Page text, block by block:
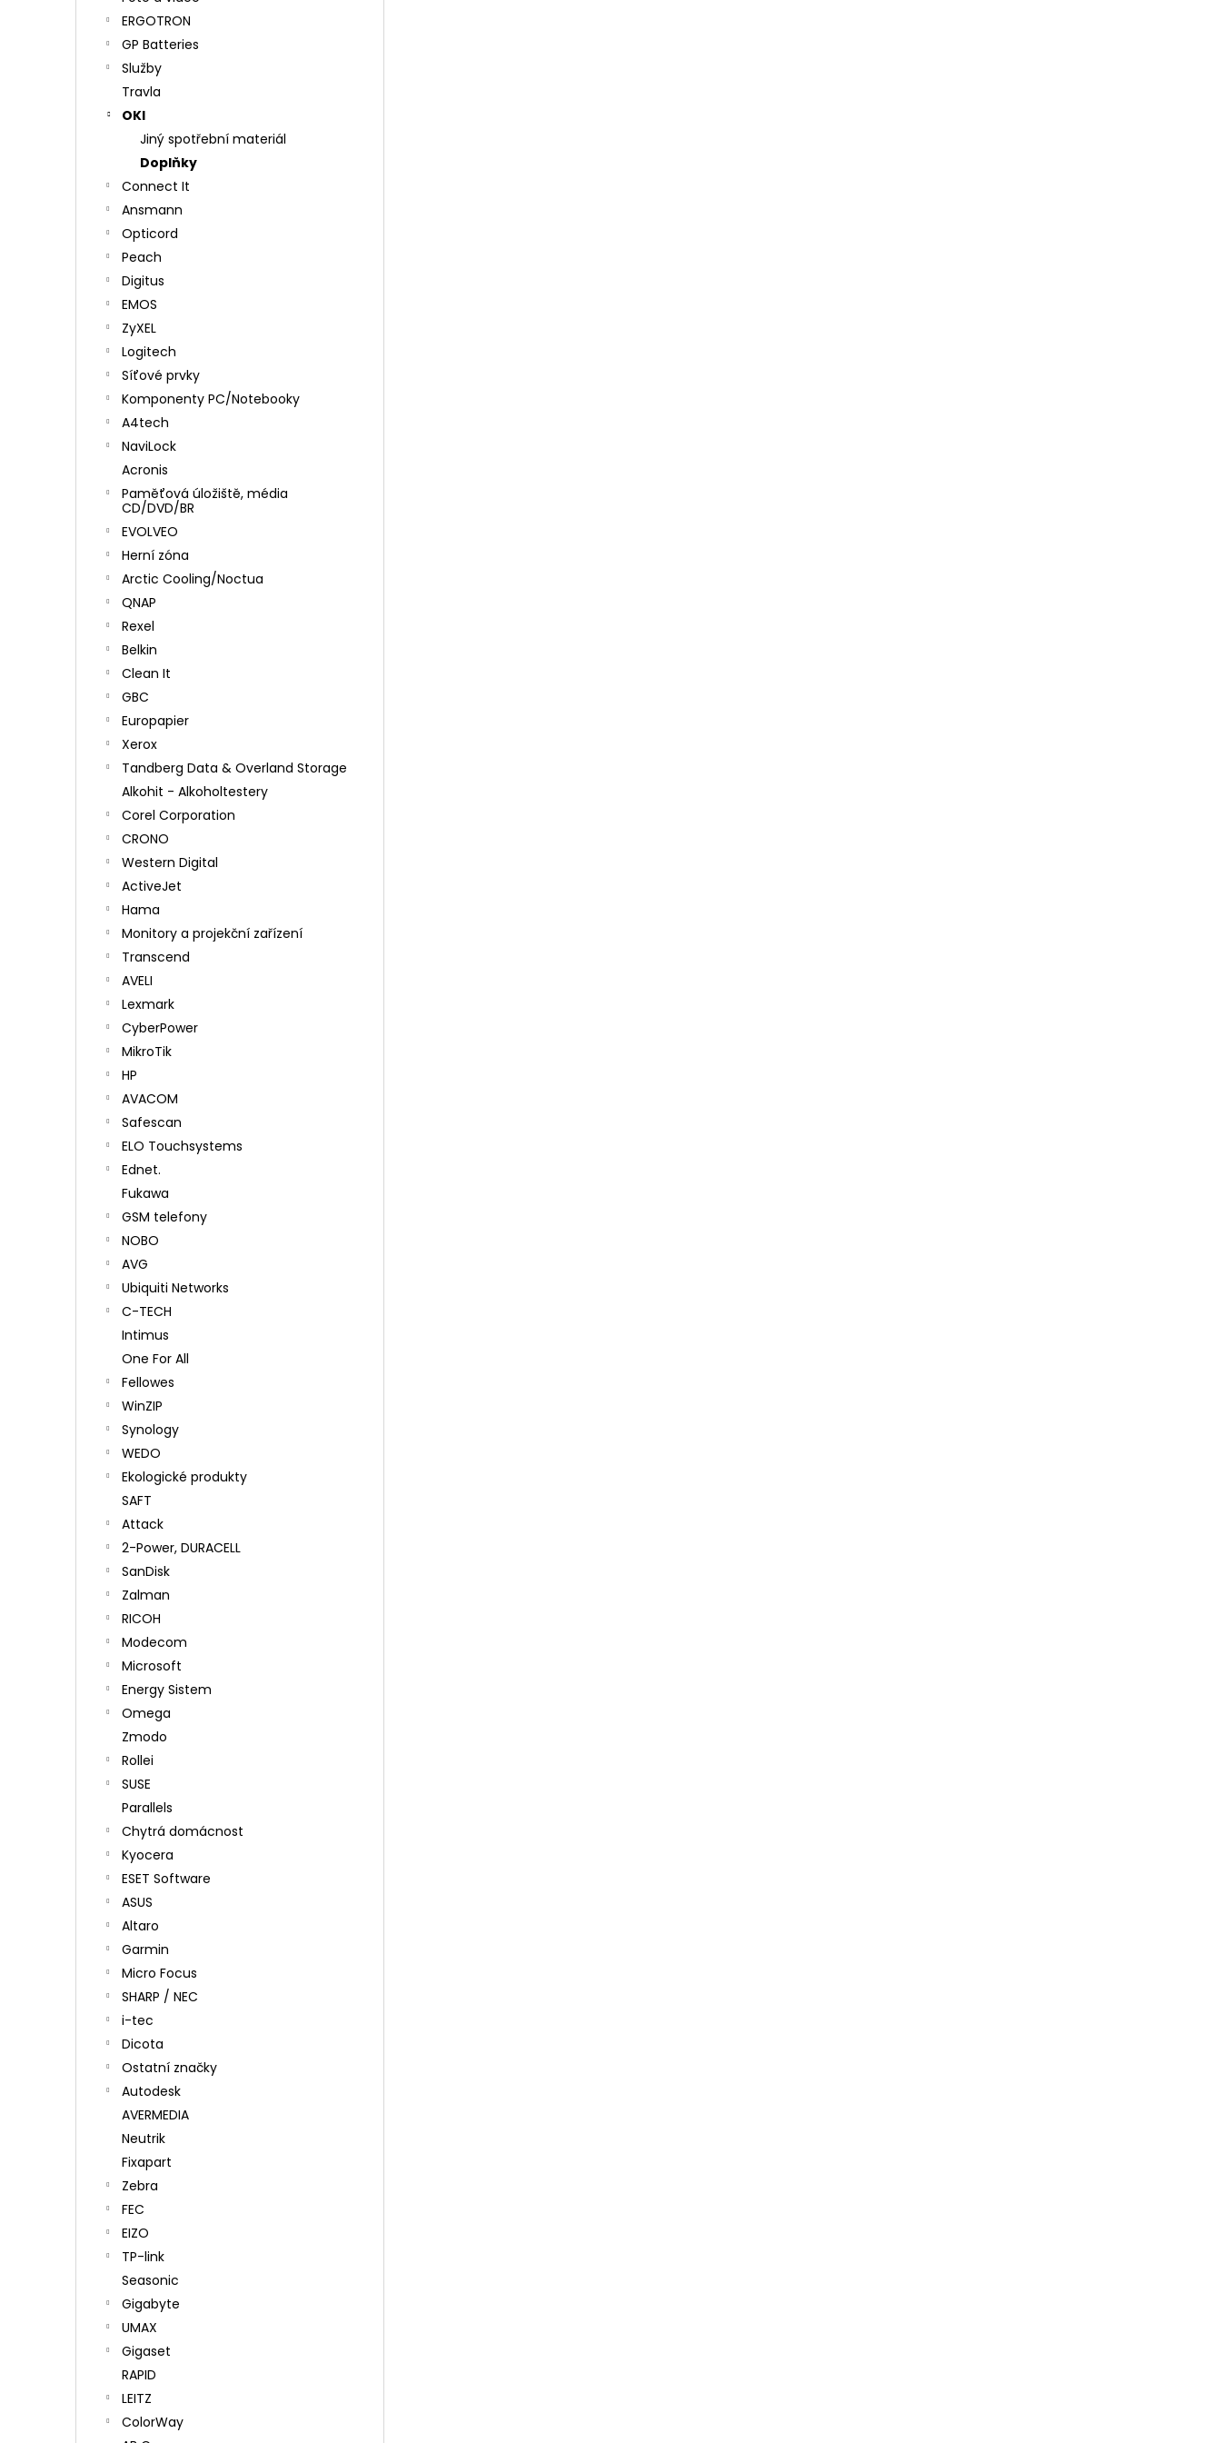
ERGOTRON
GP Batteries
Služby
Travla
OKI
Jiný spotřební materiál
Doplňky
Connect It
Ansmann
Opticord
Peach
Digitus
EMOS
ZyXEL
Logitech
Síťové prvky
Komponenty PC/Notebooky
A4tech
NaviLock
Acronis
Paměťová úložiště, média
CD/DVD/BR
EVOLVEO
Herní zóna
Arctic Cooling/Noctua
QNAP
Rexel
Belkin
Clean It
GBC
Europapier
Xerox
Tandberg Data & Overland Storage
Alkohit - Alkoholtestery
Corel Corporation
CRONO
Western Digital
ActiveJet
Hama
Monitory a projekční zařízení
Transcend
AVELI
Lexmark
CyberPower
MikroTik
HP
AVACOM
Safescan
ELO Touchsystems
Ednet.
Fukawa
GSM telefony
NOBO
AVG
Ubiquiti Networks
C-TECH
Intimus
One For All
Fellowes
WinZIP
Synology
WEDO
Ekologické produkty
SAFT
Attack
2-Power, DURACELL
SanDisk
Zalman
RICOH
Modecom
Microsoft
Energy Sistem
Omega
Zmodo
Rollei
SUSE
Parallels
Chytrá domácnost
Kyocera
ESET Software
ASUS
Altaro
Garmin
Micro Focus
SHARP / NEC
i-tec
Dicota
Ostatní značky
Autodesk
AVERMEDIA
Neutrik
Fixapart
Zebra
FEC
EIZO
TP-link
Seasonic
Gigabyte
UMAX
Gigaset
RAPID
LEITZ
ColorWay